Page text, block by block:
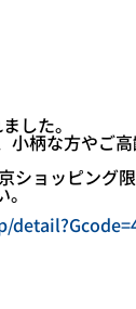
した。
小柄な方やご
ショッピング